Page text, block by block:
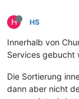
H HS
Innerhalb von
Services gebucht
Die Sortierung
dann aber nicht